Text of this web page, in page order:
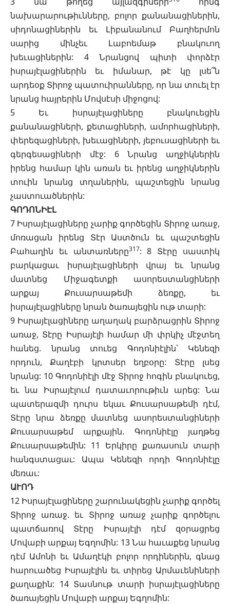
նախարարութիւնները, բոլոր քանանացիներին,
սիդոնացիներին եւ Լիբանանում Բաղհերմոն
սարից մինչեւ Լաբոեմաթ բնակուող
խեւացիներին: 4 Նրանցով պիտի փորձէր
իսրայէլացիներին եւ իմանար, թէ կը լսե՞ն
արդեօք Տիրոջ պատուիրանները, որ նա տուել էր
նրանց հայրերին Մովսէսի միջոցով:
5 Եւ իսրայէլացիները բնակուեցին
քանանացիների, քետացիների, ամորհացիների,
փերեզացիների, խեւացիների, յեբուսացիների եւ
գերգեսացիների մէջ: 6 Նրանց աղջիկներին
իրենց համար կին առան եւ իրենց աղջիկներին
տուին նրանց տղաներին, պաշտեցին նրանց
չաստուածներին:
ԳՈԴՈՆԻԷԼ
7 Իսրայէլացիները չարիք գործեցին Տիրոջ առաջ,
մոռացան իրենց Տէր Աստծուն եւ պաշտեցին
Բահաղին եւ անտառները317: 8 Տէրը սաստիկ
բարկացաւ իսրայէլացիների վրայ եւ նրանց
մատնեց Միջագետքի ասորեստանցիների
արքայ Քուսարսաթեմի ձեռքը, եւ
իսրայէլացիները նրան ծառայեցին ութ տարի:
9 Իսրայէլացիները աղաղակ բարձրացրին Տիրոջ
առաջ, Տէրը Իսրայէլի համար մի փրկիչ մէջտեղ
հանեց. նրանց տուեց Գոդոնիէլին՝ Կենեզի
որդուն, Քաղէբի կրտսեր եղբօրը: Տէրը լսեց
նրանց: 10 Գոդոնիէլի մէջ Տիրոջ հոգին բնակուեց,
եւ նա Իսրայէլում դատաւորութիւն արեց: Նա
պատերազմի դուրս եկաւ Քուսարսաթեմի դէմ,
Տէրը նրա ձեռքը մատնեց ասորեստանցիների
Քուսարսաթեմ արքային. Գոդոնիէլը յաղթեց
Քուսարսաթեմին: 11 Երկիրը քառասուն տարի
հանգստացաւ: Ապա Կենեզի որդի Գոդոնիէլը
մեռաւ:
ԱՒՈԴ
12 Իսրայէլացիները շարունակեցին չարիք գործել
Տիրոջ առաջ. եւ Տիրոջ առաջ չարիք գործելու
պատճառով Տէրը Իսրայէլի դէմ զօրացրեց
Մովաբի արքայ Եգղոմին: 13 Նա հաւաքեց նրանց
դէմ Ամոնի եւ Ամաղէկի բոլոր որդիներին, գնաց
հարուածեց Իսրայէլին եւ տիրեց Արմաւենիների
քաղաքին: 14 Տասնութ տարի իսրայէլացիները
ծառայեցին Մովաբի արքայ Եգղոմին: